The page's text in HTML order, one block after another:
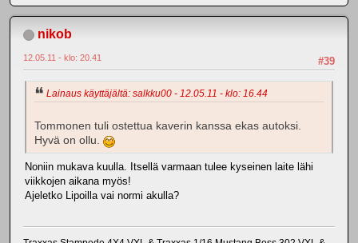
nikob
#39
12.05.11 - klo: 20.41
Lainaus käyttäjältä: salkku00 - 12.05.11 - klo: 16.44
Tommonen tuli ostettua kaverin kanssa ekas autoksi.
Hyvä on ollu.
Noniin mukava kuulla. Itsellä varmaan tulee kyseinen laite lähi
viikkojen aikana myös!
Ajeletko Lipoilla vai normi akulla?